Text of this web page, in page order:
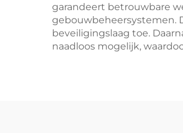
garandeert betrouwbare
gebouwbeheersystemen.
beveiligingslaag toe.
naadloos mogelijk,